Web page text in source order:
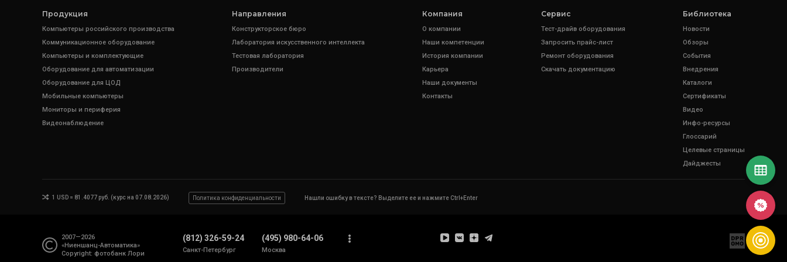
Продукция
Компьютеры российского производства
Коммуникационное оборудование
Компьютеры и комплектующие
Оборудование для автоматизации
Оборудование для ЦОД
Мобильные компьютеры
Мониторы и периферия
Видеонаблюдение
Направления
Конструкторское бюро
Лаборатория искусственного интеллекта
Тестовая лаборатория
Производители
Компания
О компании
Наши компетенции
История компании
Карьера
Наши документы
Контакты
Сервис
Тест-драйв оборудования
Запросить прайс-лист
Ремонт оборудования
Скачать документацию
Библиотека
Новости
Обзоры
События
Внедрения
Каталоги
Сертификаты
Видео
Инфо-ресурсы
Глоссарий
Целевые страницы
Дайджесты
1 USD = 81.4077 руб. (курс на 07.08.2026) Политика конфиденциальности Нашли ошибку в тексте? Выделите ее и нажмите Ctrl+Enter
2007—2026
«Ниеншанц-Автоматика»
Copyright: фотобанк Лори
(812) 326-59-24
Санкт-Петербург
(495) 980-64-06
Москва